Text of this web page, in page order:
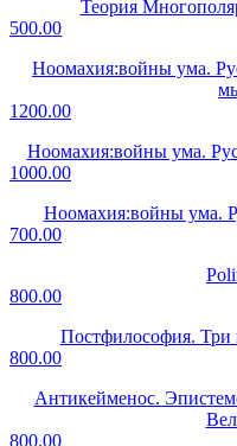
Теория
500.00
Ноомахия:войны ума.
1200.00
Ноомахия:войны ума.
1000.00
Ноомахия:войны ума.
700.00
800.00
Постфилософия.
800.00
Антикейменос.
800.00